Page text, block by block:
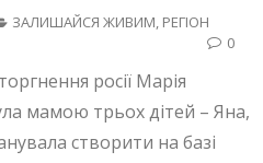
ЗАЛИШАЙСЯ ЖИВИМ, РЕГІОН
0
росії Марія
мамою трьох дітей – Яна,
створити на базі